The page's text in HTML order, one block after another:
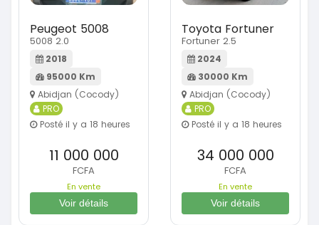
Peugeot 5008
5008 2.0
2018
95000 Km
Abidjan (Cocody)
PRO
Posté il y a 18 heures
11 000 000
FCFA
En vente
Voir détails
Toyota Fortuner
Fortuner 2.5
2024
30000 Km
Abidjan (Cocody)
PRO
Posté il y a 18 heures
34 000 000
FCFA
En vente
Voir détails